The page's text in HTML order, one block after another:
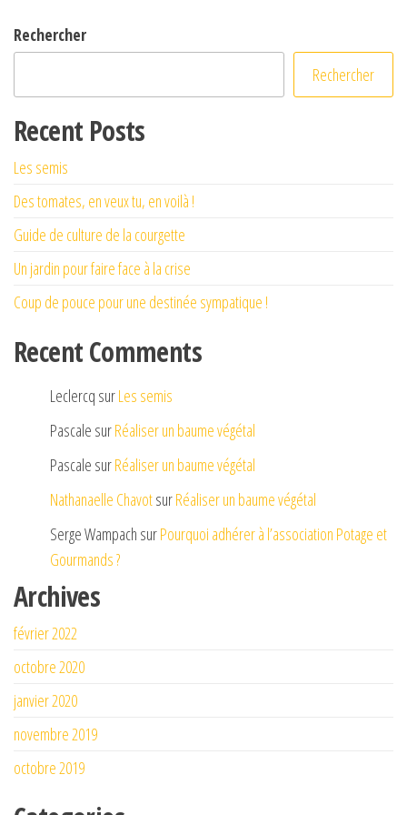
Rechercher
Rechercher
Recent Posts
Les semis
Des tomates, en veux tu, en voilà !
Guide de culture de la courgette
Un jardin pour faire face à la crise
Coup de pouce pour une destinée sympatique !
Recent Comments
Leclercq surLes semis
Pascale surRéaliser un baume végétal
Pascale surRéaliser un baume végétal
Nathanaelle ChavotsurRéaliser un baume végétal
Serge Wampach surPourquoi adhérer à l’association Potage et
Gourmands ?
Archives
février 2022
octobre 2020
janvier 2020
novembre 2019
octobre 2019